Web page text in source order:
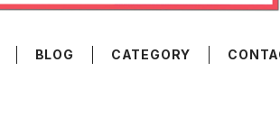
BLOG CATEGORY